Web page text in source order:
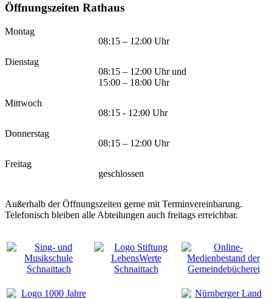
Öffnungszeiten Rathaus
Montag
08:15 – 12:00 Uhr
Dienstag
08:15 – 12:00 Uhr und
15:00 – 18:00 Uhr
Mittwoch
08:15 - 12:00 Uhr
Donnerstag
08:15 – 12:00 Uhr
Freitag
geschlossen
Außerhalb der Öffnungszeiten gerne mit Terminvereinbarung.
Telefonisch bleiben alle Abteilungen auch freitags erreichbar.